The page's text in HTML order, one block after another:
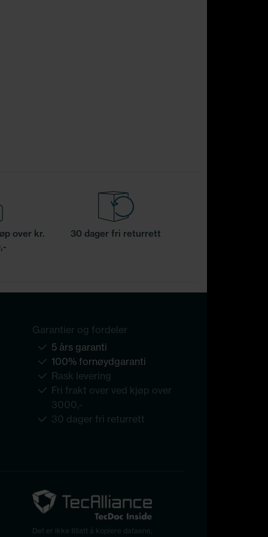
over kr.
30 dager fri returrett
Garantier og fordeler
5 års garanti
100% fornøydgaranti
Rask levering
Fri frakt over ved kjøp over
3000,-
30 dager fri returrett
Det er ikke tillatt å kopiere dataene,